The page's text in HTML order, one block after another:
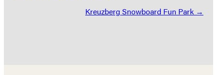
Kreuzberg Snowboard Fun Park →